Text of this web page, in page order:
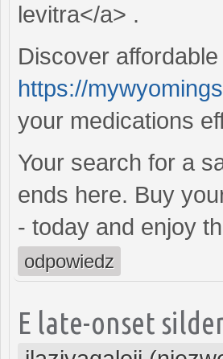
levitra</a> .
Discover
https://
your medications
Your search for a
ends here. Buy
- today and enjoy
odpowiedz
E late-onset